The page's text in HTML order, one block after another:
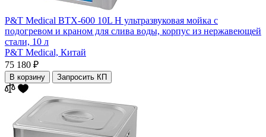
P&T Medical BTX-600 10L H ультразвуковая мойка с
подогревом и краном для слива воды, корпус из нержавеющей
стали, 10 л
P&T Medical, Китай
75 180 ₽
В корзину Запросить КП